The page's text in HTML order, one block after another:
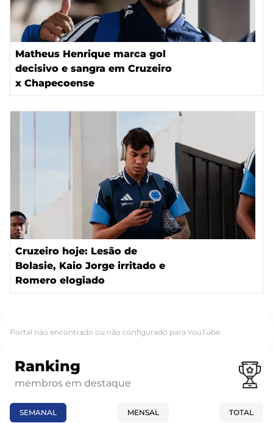
Matheus Henrique marca gol
decisivo e sangra em Cruzeiro
x Chapecoense
Cruzeiro hoje: Lesão de
Bolasie, Kaio Jorge irritado e
Romero elogiado
Portal não encontrado ou não configurado para YouTube.
Ranking
membros em destaque
SEMANAL MENSAL TOTAL